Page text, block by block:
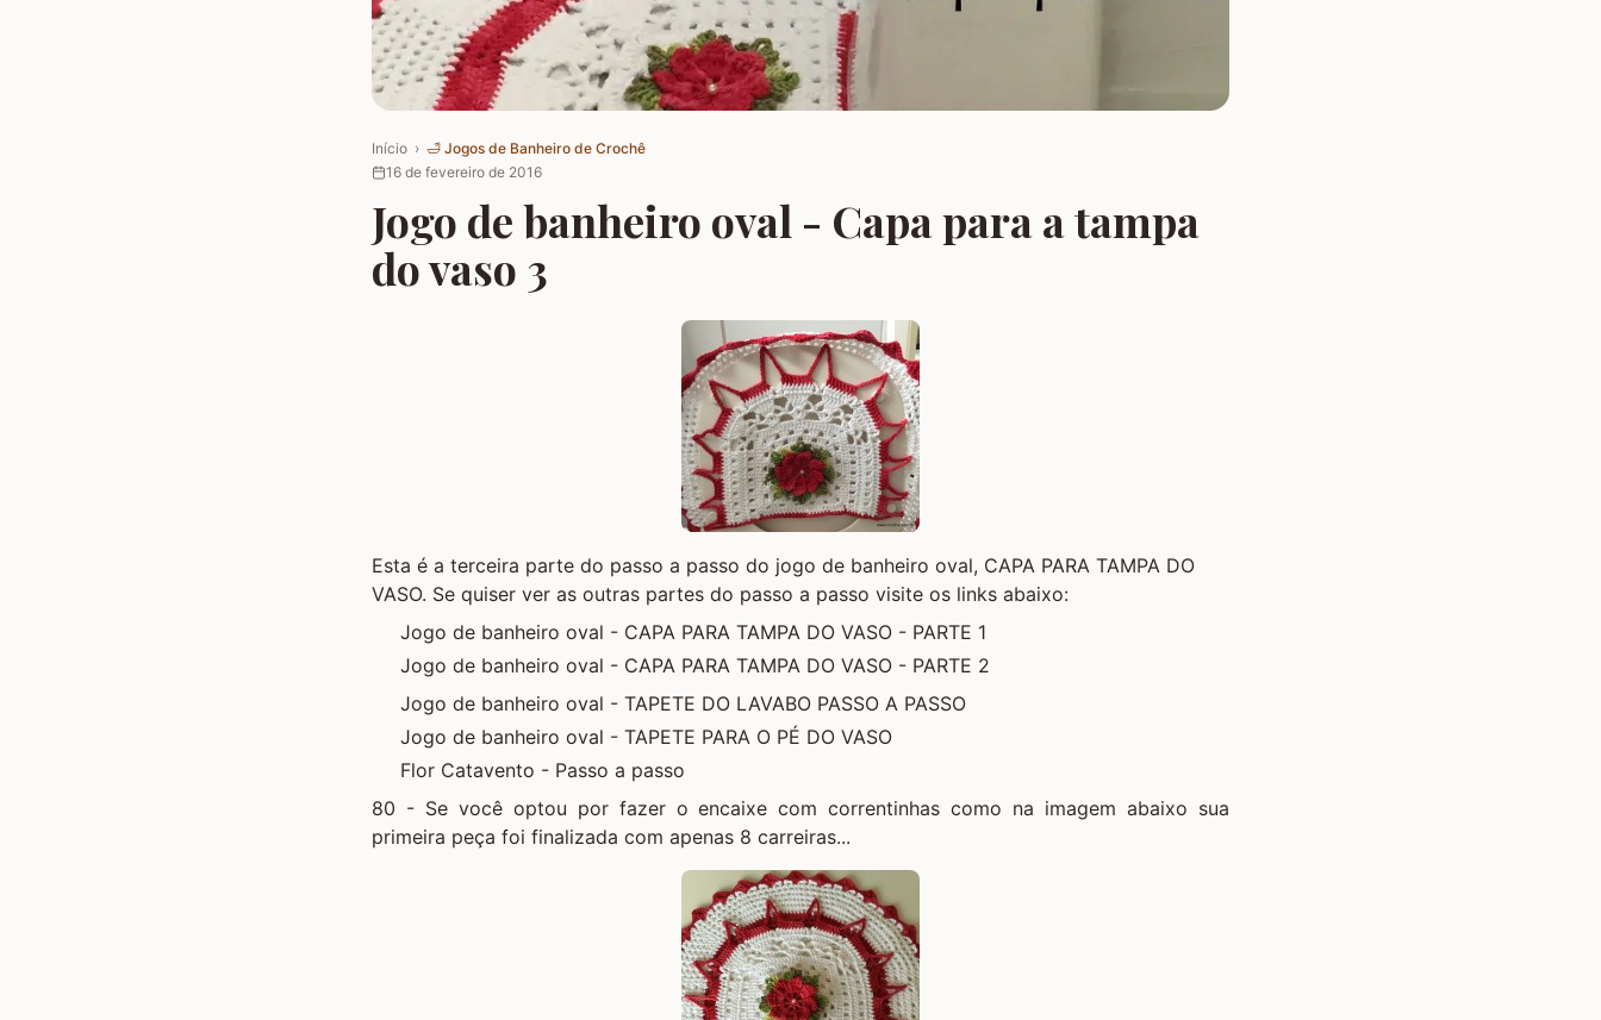
Início › 🛁 Jogos de Banheiro de Crochê
16 de fevereiro de 2016
Jogo de banheiro oval - Capa para a tampa
do vaso 3
Esta é a terceira parte do passo a passo do jogo de banheiro oval, CAPA PARA TAMPA DO
VASO. Se quiser ver as outras partes do passo a passo visite os links abaixo:
Jogo de banheiro oval - CAPA PARA TAMPA DO VASO - PARTE 1
Jogo de banheiro oval - CAPA PARA TAMPA DO VASO - PARTE 2
Jogo de banheiro oval - TAPETE DO LAVABO PASSO A PASSO
Jogo de banheiro oval - TAPETE PARA O PÉ DO VASO
Flor Catavento - Passo a passo
80 - Se você optou por fazer o encaixe com correntinhas como na imagem abaixo sua
primeira peça foi finalizada com apenas 8 carreiras...